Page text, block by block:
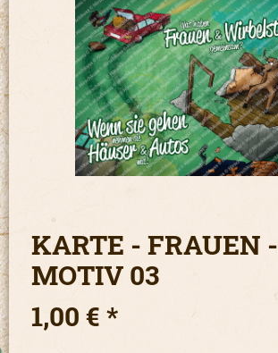
KARTE - FRAUEN -
MOTIV 03
1,00 € *